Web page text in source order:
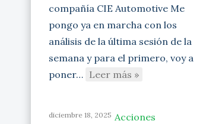
compañía CIE Automotive Me
pongo ya en marcha con los
análisis de la última sesión de la
semana y para el primero, voy a
poner… Leer más »
diciembre 18, 2025 Acciones